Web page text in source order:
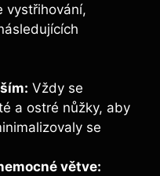
vystřihování,
Vždy se
a ostré nůžky, aby
se
větve: